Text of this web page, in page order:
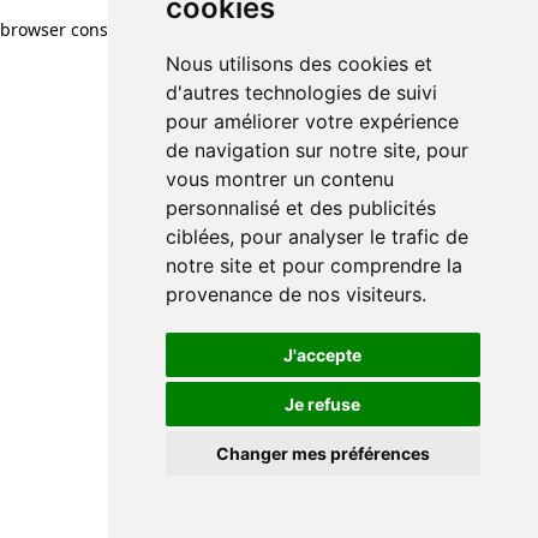
cookies
Nous utilisons des cookies et
d'autres technologies de suivi
pour améliorer votre expérience
de navigation sur notre site, pour
vous montrer un contenu
personnalisé et des publicités
ciblées, pour analyser le trafic de
notre site et pour comprendre la
provenance de nos visiteurs.
J'accepte
Je refuse
Changer mes préférences
browser console for more information)